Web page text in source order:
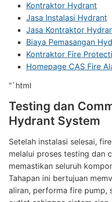
Kontraktor Hydrant
Jasa Instalasi Hydrant
Jasa Kontraktor
Biaya Pemasangan
Kontraktor Fire
Homepage CAS Fire
“`html
Testing dan
Hydrant System
Setelah instalasi selesai,
melalui proses testing dan
memastikan seluruh
Tahapan ini bertujuan
aliran, performa fire pump,